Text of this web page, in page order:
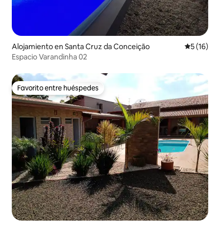
Alojamiento en Santa Cruz da Conceição
5 (16)
Espacio Varandinha 02
Favorito entre huéspedes
Favorito entre huéspedes